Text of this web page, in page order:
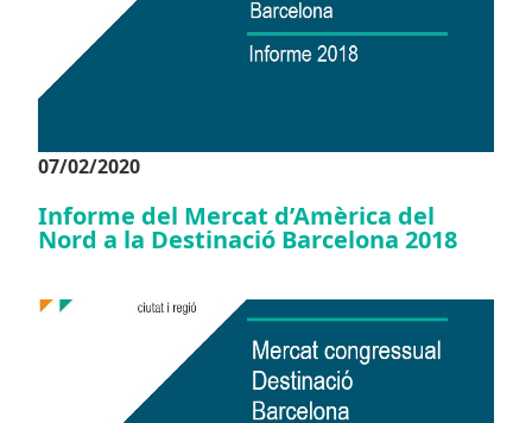
07/02/2020
Informe del Mercat d’Amèrica del
Nord a la Destinació Barcelona 2018